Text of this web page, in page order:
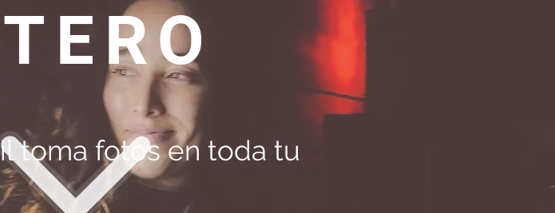
toma fotos en toda tu